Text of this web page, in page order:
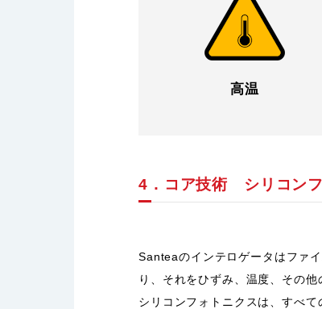
高温
4．コア技術 シリコン
Santeaのインテロゲータはファ
り、それをひずみ、温度、その
シリコンフォトニクスは、すべ